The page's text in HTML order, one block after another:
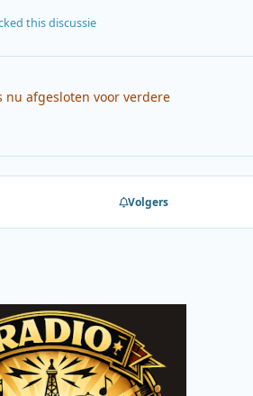
this discussie
nu afgesloten voor verdere
Volgers